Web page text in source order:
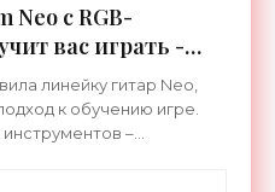
Neo с RGB-
вас играть -
линейку гитар Neo,
к обучению игре.
инструментов –